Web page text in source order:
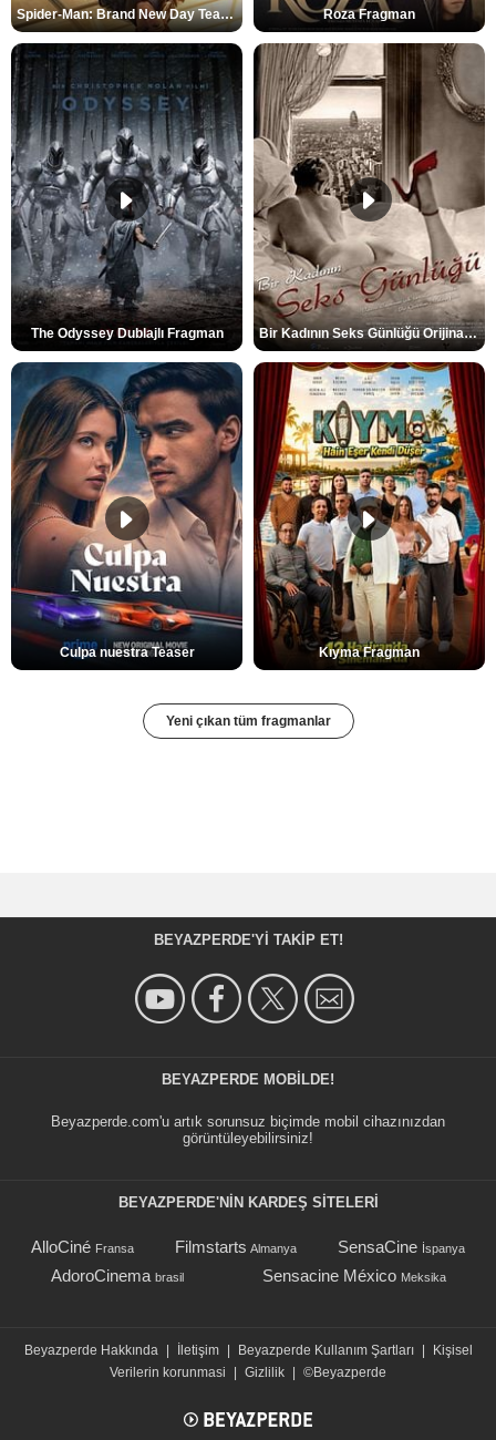
Spider-Man: Brand New Day Teaser Roza Fragman
The Odyssey Dublajlı Fragman Bir Kadının Seks Günlüğü Orijinal Fragman
Culpa nuestra Teaser Kıyma Fragman
Yeni çıkan tüm fragmanlar
BEYAZPERDE'YI TAKIP ET!
BEYAZPERDE MOBILDE!
Beyazperde.com'u artık sorunsuz biçimde mobil cihazınızdan
görüntüleyebilirsiniz!
BEYAZPERDE'NIN KARDEŞ SİTELERİ
AlloCiné Fransa Filmstarts Almanya SensaCine İspanya
AdoroCinema brasil Sensacine México Meksika
Beyazperde Hakkında İletişim Beyazperde Kullanım Şartları
Kişisel
Verilerin korunmasi
Gizlilik ©Beyazperde